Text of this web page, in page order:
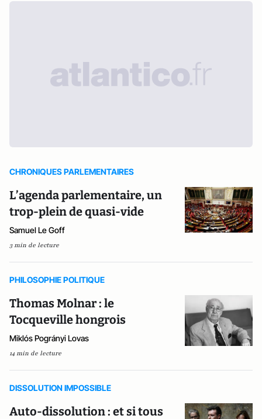
CHRONIQUES PARLEMENTAIRES
L’agenda parlementaire, un
trop-plein de quasi-vide
Samuel Le Goff
3 min de lecture
PHILOSOPHIE POLITIQUE
Thomas Molnar : le
Tocqueville hongrois
Miklós Pogrányi Lovas
14 min de lecture
DISSOLUTION IMPOSSIBLE
Auto-dissolution : et si tous